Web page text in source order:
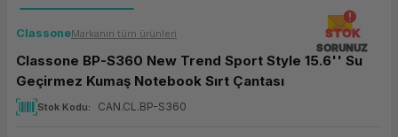
Fiş Yazıcı
Bağlantı
Paketi
STOK
SORUNUZ
ClassoneMarkanın tüm ürünleri
Classone BP-S360 New Trend Sport Style 15.6'' Su
Geçirmez Kumaş Notebook Sırt Çantası
Stok Kodu CAN.CL.BP-S360